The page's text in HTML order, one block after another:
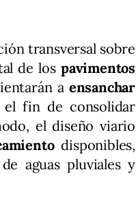
transversal sobre
de los pavimentos
a ensanchar
el fin de consolidar
el diseño viario
disponibles,
aguas pluviales y